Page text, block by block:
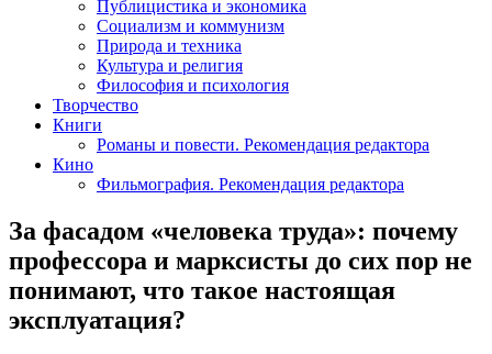
Публицистика и экономика
Социализм и коммунизм
Природа и техника
Культура и религия
Философия и психология
Творчество
Книги
Романы и повести. Рекомендация редактора
Кино
Фильмография. Рекомендация редактора
За фасадом «человека труда»: почему
профессора и марксисты до сих пор не
понимают, что такое настоящая
эксплуатация?